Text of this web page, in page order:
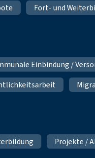
Fort- und
Einbindung /
Projekte /